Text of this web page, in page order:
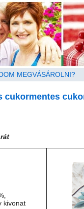
MEGVÁSÁROLNI?
cukormentes
kivonat